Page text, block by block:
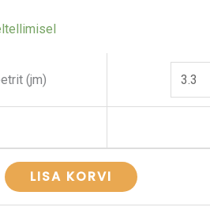
(jm)
LISA KORVI